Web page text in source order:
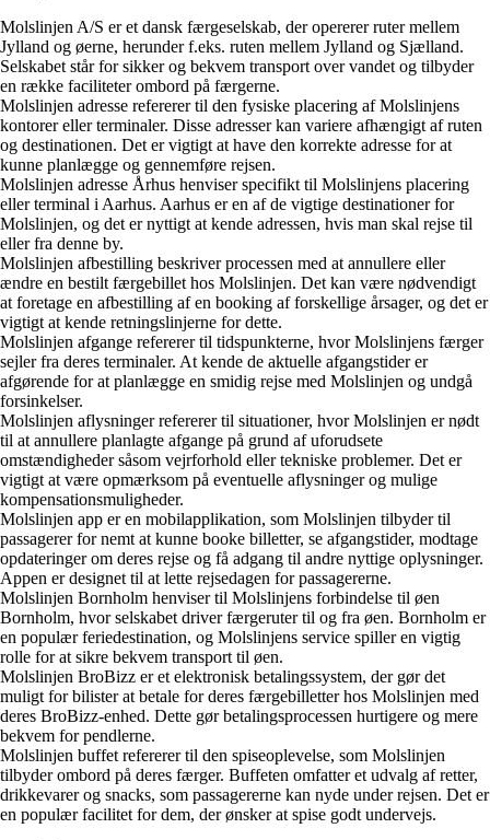
Molslinjen A/S er et dansk færgeselskab, der opererer ruter mellem
Jylland og øerne, herunder f.eks. ruten mellem Jylland og Sjælland.
Selskabet står for sikker og bekvem transport over vandet og tilbyder
en række faciliteter ombord på færgerne.
Molslinjen adresse refererer til den fysiske placering af Molslinjens
kontorer eller terminaler. Disse adresser kan variere afhængigt af ruten
og destinationen. Det er vigtigt at have den korrekte adresse for at
kunne planlægge og gennemføre rejsen.
Molslinjen adresse Århus henviser specifikt til Molslinjens placering
eller terminal i Aarhus. Aarhus er en af de vigtige destinationer for
Molslinjen, og det er nyttigt at kende adressen, hvis man skal rejse til
eller fra denne by.
Molslinjen afbestilling beskriver processen med at annullere eller
ændre en bestilt færgebillet hos Molslinjen. Det kan være nødvendigt
at foretage en afbestilling af en booking af forskellige årsager, og det er
vigtigt at kende retningslinjerne for dette.
Molslinjen afgange refererer til tidspunkterne, hvor Molslinjens færger
sejler fra deres terminaler. At kende de aktuelle afgangstider er
afgørende for at planlægge en smidig rejse med Molslinjen og undgå
forsinkelser.
Molslinjen aflysninger refererer til situationer, hvor Molslinjen er nødt
til at annullere planlagte afgange på grund af uforudsete
omstændigheder såsom vejrforhold eller tekniske problemer. Det er
vigtigt at være opmærksom på eventuelle aflysninger og mulige
kompensationsmuligheder.
Molslinjen app er en mobilapplikation, som Molslinjen tilbyder til
passagerer for nemt at kunne booke billetter, se afgangstider, modtage
opdateringer om deres rejse og få adgang til andre nyttige oplysninger.
Appen er designet til at lette rejsedagen for passagererne.
Molslinjen Bornholm henviser til Molslinjens forbindelse til øen
Bornholm, hvor selskabet driver færgeruter til og fra øen. Bornholm er
en populær feriedestination, og Molslinjens service spiller en vigtig
rolle for at sikre bekvem transport til øen.
Molslinjen BroBizz er et elektronisk betalingssystem, der gør det
muligt for bilister at betale for deres færgebilletter hos Molslinjen med
deres BroBizz-enhed. Dette gør betalingsprocessen hurtigere og mere
bekvem for pendlerne.
Molslinjen buffet refererer til den spiseoplevelse, som Molslinjen
tilbyder ombord på deres færger. Buffeten omfatter et udvalg af retter,
drikkevarer og snacks, som passagererne kan nyde under rejsen. Det er
en populær facilitet for dem, der ønsker at spise godt undervejs.